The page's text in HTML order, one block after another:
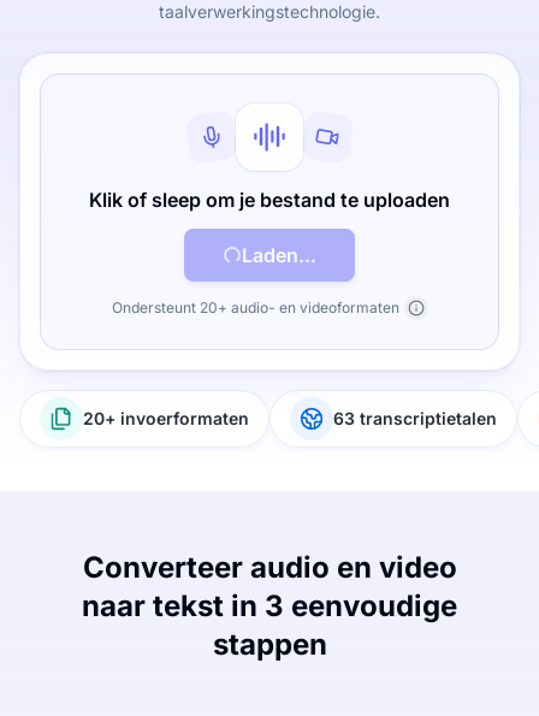
taalverwerkingstechnologie.
Klik of sleep om je bestand te uploaden
Laden...
Ondersteunt 20+ audio- en videoformaten
20+ invoerformaten 63 transcriptietalen
Converteer audio en video
naar tekst in 3 eenvoudige
stappen